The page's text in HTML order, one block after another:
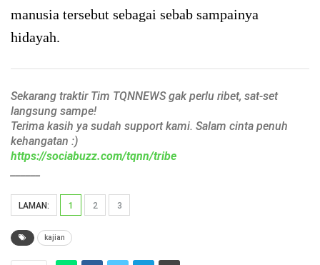
manusia tersebut sebagai sebab sampainya
hidayah.
Sekarang traktir Tim TQNNEWS gak perlu ribet, sat-set
langsung sampe!
Terima kasih ya sudah support kami. Salam cinta penuh
kehangatan :)
https://sociabuzz.com/tqnn/tribe
LAMAN: 1 2 3
kajian